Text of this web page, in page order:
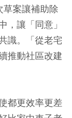
草案讓補助除
，讓「同意」
識。「從老宅
推動社區改建
都更效率更差